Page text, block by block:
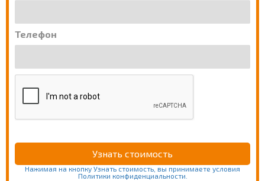
Телефон
Нажимая на кнопку Узнать стоимость, вы принимаете условия
Политики конфиденциальности.